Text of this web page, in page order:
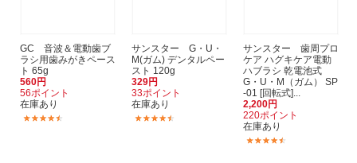
GC 音波＆電動歯ブ
ラシ用歯みがきペース
ト 65g
560円
56ポイント
在庫あり
サンスター G・U・
M(ガム) デンタルペー
スト 120g
329円
33ポイント
在庫あり
サンスター 歯周プロ
ケア ハグキケア電動
ハブラシ 乾電池式
G・U・M（ガム） SP
-01 [回転式]...
2,200円
220ポイント
在庫あり